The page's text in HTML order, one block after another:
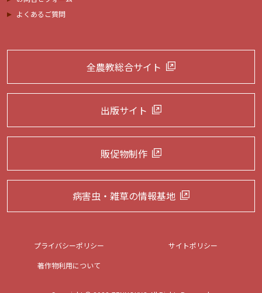
よくあるご質問
全農教総合サイト
出版サイト
販促物制作
病害虫・雑草の情報基地
プライバシーポリシー
サイトポリシー
著作物利用について